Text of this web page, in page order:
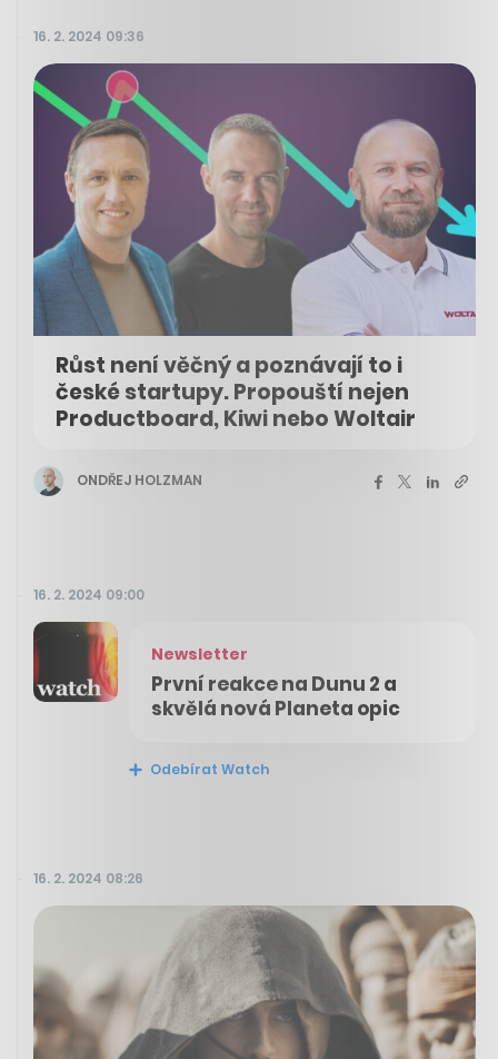
16. 2. 2024 09:36
Růst není věčný a poznávají to i
české startupy. Propouští nejen
Productboard, Kiwi nebo Woltair
ONDŘEJ HOLZMAN
16. 2. 2024 09:00
Newsletter
První reakce na Dunu 2 a
skvělá nová Planeta opic
Odebírat Watch
16. 2. 2024 08:26